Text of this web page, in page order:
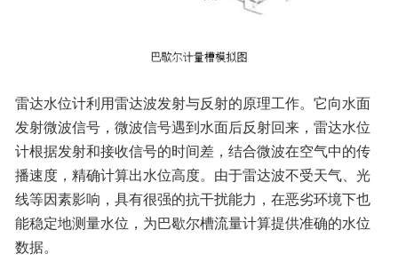
雷达水位计利用雷达波发射与反射的原理工作。它向水面
发射微波信号，微波信号遇到水面后反射回来，雷达水位
计根据发射和接收信号的时间差，结合微波在空气中的传
播速度，精确计算出水位高度。由于雷达波不受天气、光
线等因素影响，具有很强的抗干扰能力，在恶劣环境下也
能稳定地测量水位，为巴歇尔槽流量计算提供准确的水位
数据。